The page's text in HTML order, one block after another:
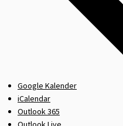
Google Kalender
iCalendar
Outlook 365